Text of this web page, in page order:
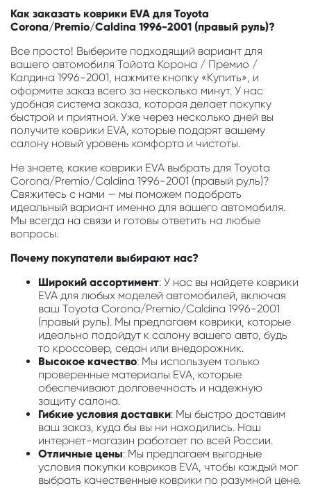
Как заказать коврики EVA для Toyota
Corona/Premio/Caldina 1996-2001 (правый руль)?
Все просто! Выберите подходящий вариант для
вашего автомобиля Тойота Корона / Премио /
Калдина 1996-2001, нажмите кнопку «Купить», и
оформите заказ всего за несколько минут. У нас
удобная система заказа, которая делает покупку
быстрой и приятной. Уже через несколько дней вы
получите коврики EVA, которые подарят вашему
салону новый уровень комфорта и чистоты.
Не знаете, какие коврики EVA выбрать для Toyota
Corona/Premio/Caldina 1996-2001 (правый руль)?
Свяжитесь с нами — мы поможем подобрать
идеальный вариант именно для вашего автомобиля.
Мы всегда на связи и готовы ответить на любые
вопросы.
Почему покупатели выбирают нас?
Широкий ассортимент: У нас вы найдете коврики
EVA для любых моделей автомобилей, включая
ваш Toyota Corona/Premio/Caldina 1996-2001
(правый руль). Мы предлагаем коврики, которые
идеально подойдут к салону вашего авто, будь
то кроссовер, седан или внедорожник.
Высокое качество: Мы используем только
проверенные материалы EVA, которые
обеспечивают долговечность и надежную
защиту салона.
Гибкие условия доставки: Мы быстро доставим
ваш заказ, куда бы вы ни находились. Наш
интернет-магазин работает по всей России.
Отличные цены: Мы предлагаем выгодные
условия покупки ковриков EVA, чтобы каждый мог
выбрать качественные коврики по разумной цене.